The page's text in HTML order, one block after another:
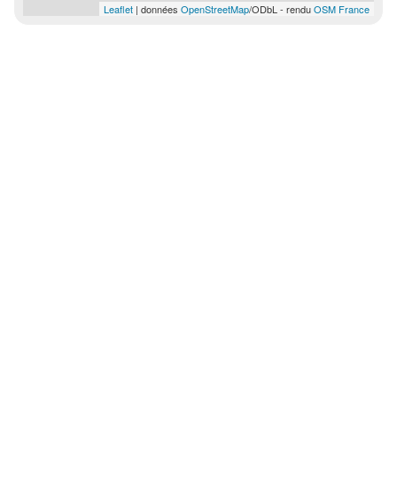
Leaflet | données OpenStreetMap/ODbL - renduOSM France